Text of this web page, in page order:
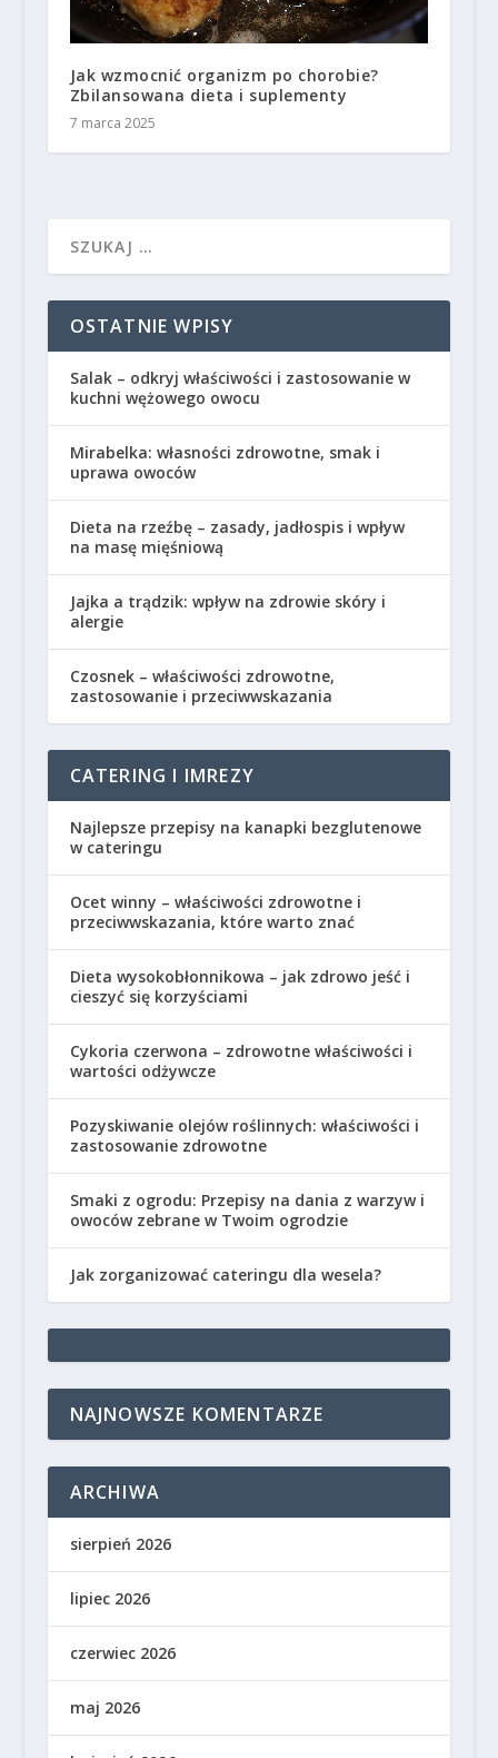
Jak wzmocnić organizm po chorobie?
Zbilansowana dieta i suplementy
7 marca 2025
OSTATNIE WPISY
Salak – odkryj właściwości i zastosowanie w
kuchni wężowego owocu
Mirabelka: własności zdrowotne, smak i
uprawa owoców
Dieta na rzeźbę – zasady, jadłospis i wpływ
na masę mięśniową
Jajka a trądzik: wpływ na zdrowie skóry i
alergie
Czosnek – właściwości zdrowotne,
zastosowanie i przeciwwskazania
CATERING I IMREZY
Najlepsze przepisy na kanapki bezglutenowe
w cateringu
Ocet winny – właściwości zdrowotne i
przeciwwskazania, które warto znać
Dieta wysokobłonnikowa – jak zdrowo jeść i
cieszyć się korzyściami
Cykoria czerwona – zdrowotne właściwości i
wartości odżywcze
Pozyskiwanie olejów roślinnych: właściwości i
zastosowanie zdrowotne
Smaki z ogrodu: Przepisy na dania z warzyw i
owoców zebrane w Twoim ogrodzie
Jak zorganizować cateringu dla wesela?
NAJNOWSZE KOMENTARZE
ARCHIWA
sierpień 2026
lipiec 2026
czerwiec 2026
maj 2026